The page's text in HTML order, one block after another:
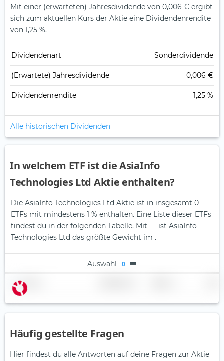
Mit einer (erwarteten) Jahresdividende von 0,006 € ergibt
sich zum aktuellen Kurs der Aktie eine Dividendenrendite
von 1,25 %.
Dividendenart Sonderdividende
(Erwartete) Jahresdividende 0,006 €
Dividendenrendite 1,25 %
Alle historischen Dividenden
In welchem ETF ist die AsiaInfo
Technologies Ltd Aktie enthalten?
Die AsiaInfo Technologies Ltd Aktie ist in insgesamt 0
ETFs mit mindestens 1 % enthalten. Eine Liste dieser ETFs
findest du in der folgenden Tabelle. Mit — ist AsiaInfo
Technologies Ltd das größte Gewicht im .
Auswahl 0
Name
Häufig gestellte Fragen
Hier findest du alle Antworten auf deine Fragen zur Aktie